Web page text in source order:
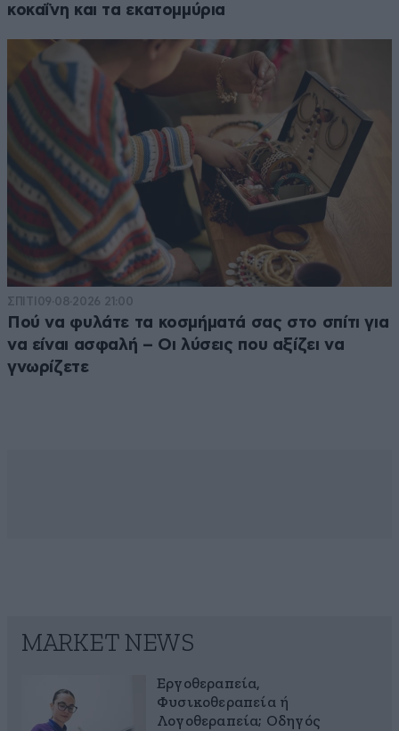
κοκαΐνη και τα εκατομμύρια
ΣΠΙΤΙ 09·08·2026 21:00
Πού να φυλάτε τα κοσμήματά σας στο σπίτι για
να είναι ασφαλή – Οι λύσεις που αξίζει να
γνωρίζετε
MARKET NEWS
Εργοθεραπεία,
Φυσικοθεραπεία ή
Λογοθεραπεία; Οδηγός